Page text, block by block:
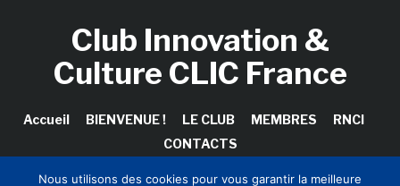
Club Innovation &
Culture CLIC France
Accueil BIENVENUE ! LE CLUB MEMBRES
RNCI
CONTACTS
Nous utilisons des cookies pour vous garantir la meilleure